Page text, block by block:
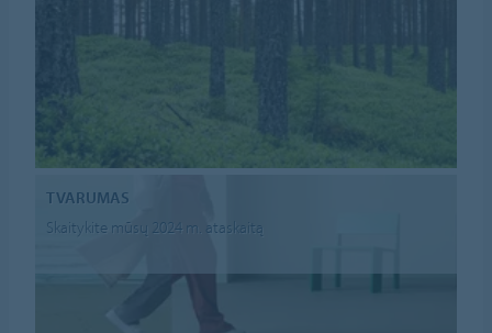
TVARUMAS
Skaitykite mūsų 2024 m. ataskaitą